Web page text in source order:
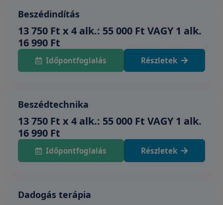
Beszédindítás
13 750 Ft x 4 alk.: 55 000 Ft VAGY 1 alk.
16 990 Ft
Időpontfoglalás Részletek
Beszédtechnika
13 750 Ft x 4 alk.: 55 000 Ft VAGY 1 alk.
16 990 Ft
Időpontfoglalás Részletek
Dadogás terápia